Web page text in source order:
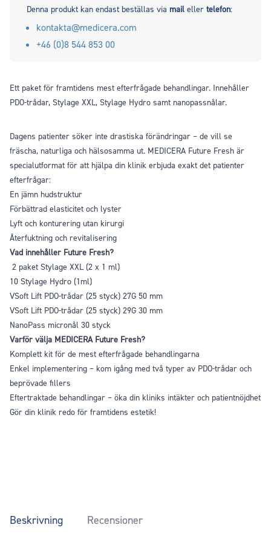
Denna produkt kan endast beställas via mail eller telefon:
kontakta@medicera.com
+46 (0)8 544 853 00
Ett paket för framtidens mest efterfrågade behandlingar. Innehåller
PDO-trådar, Stylage XXL, Stylage Hydro samt nanopassnålar.
Dagens patienter söker inte drastiska förändringar – de vill se
fräscha, naturliga och hälsosamma ut. MEDICERA Future Fresh är
specialutformat för att hjälpa din klinik erbjuda exakt det patienter
efterfrågar:
En jämn hudstruktur
Förbättrad elasticitet och lyster
Lyft och konturering utan kirurgi
Återfuktning och revitalisering
Vad innehåller Future Fresh?
2 paket Stylage XXL (2 x 1 ml)
10 Stylage Hydro (1ml)
VSoft Lift PDO-trådar (25 styck) 27G 50 mm
VSoft Lift PDO-trådar (25 styck) 29G 30 mm
NanoPass micronål 30 styck
Varför välja MEDICERA Future Fresh?
Komplett kit för de mest efterfrågade behandlingarna
Enkel implementering – kom igång med två typer av PDO-trådar och
beprövade fillers
Eftertraktade behandlingar – öka din kliniks intäkter och patientnöjdhet
Gör din klinik redo för framtidens estetik!
Beskrivning Recensioner